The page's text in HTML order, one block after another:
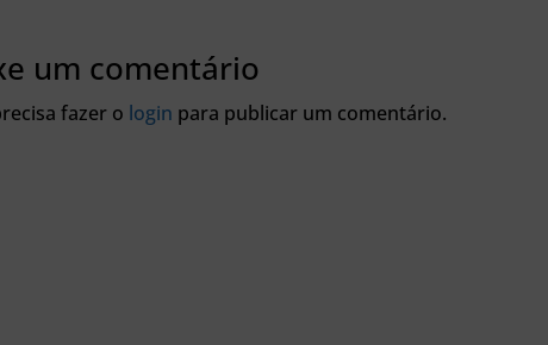
um comentário
fazer o login para publicar um comentário.